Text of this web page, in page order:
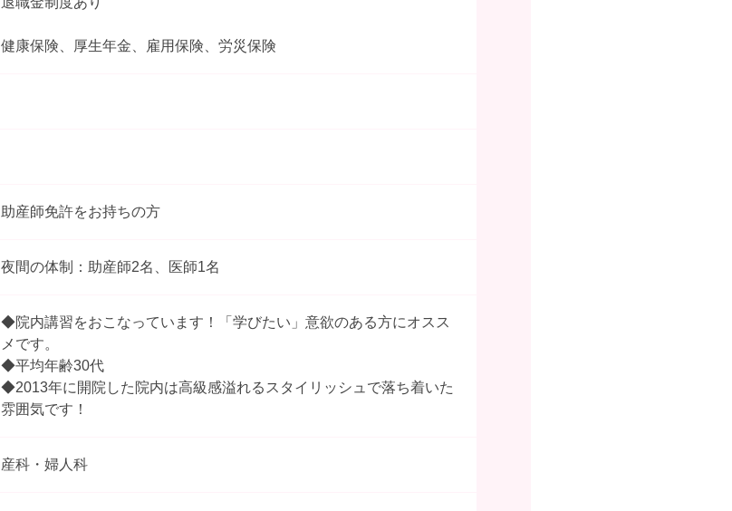
健康保険、厚生年金、雇用保険、労災保険
助産師免許をお持ちの方
夜間の体制：助産師2名、医師1名
◆院内講習をおこなっています！「学びたい」意欲のある方にオスス
メです。
◆平均年齢30代
◆2013年に開院した院内は高級感溢れるスタイリッシュで落ち着いた
雰囲気です！
産科・婦人科